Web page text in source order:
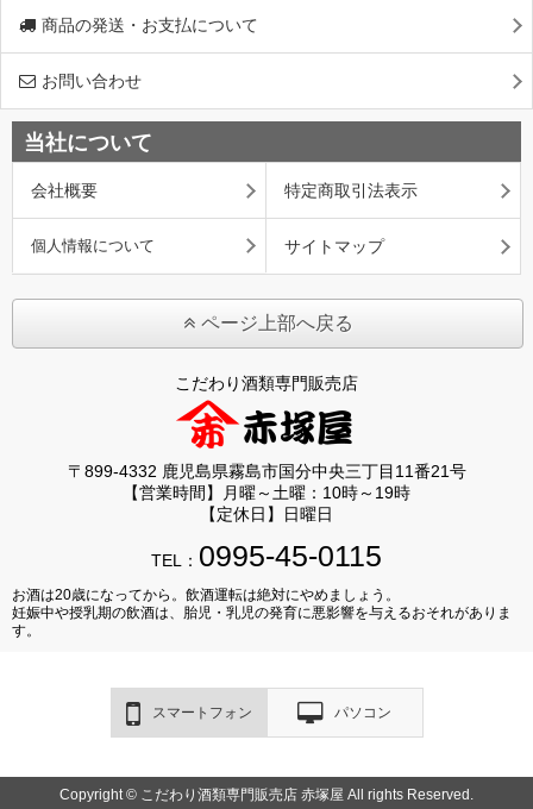
商品の発送・お支払について
お問い合わせ
当社について
会社概要 特定商取引法表示
個人情報について サイトマップ
ページ上部へ戻る
こだわり酒類専門販売店
〒899-4332 鹿児島県霧島市国分中央三丁目11番21号
【営業時間】月曜～土曜：10時～19時
【定休日】日曜日
TEL： 0995-45-0115
お酒は20歳になってから。飲酒運転は絶対にやめましょう。
妊娠中や授乳期の飲酒は、胎児・乳児の発育に悪影響を与えるおそれがありま
す。
スマートフォン パソコン
Copyright © こだわり酒類専門販売店 赤塚屋 All rights Reserved.